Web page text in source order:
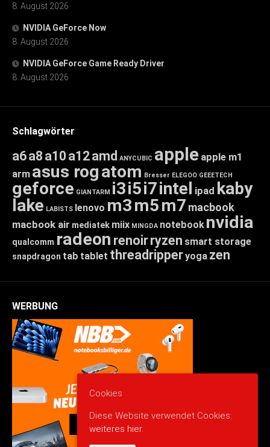
8. August 2026
NVIDIA GeForce Now
8. August 2026
NVIDIA GeForce Game Ready Driver
8. August 2026
Schlagwörter
a6a8 a10 a12amd ANYCUBIC apple apple m1
arm asus rogatom Bresser ELEGOO GEEETECH
geforce GIANTARM i3i5i7intel ipad kaby
lake LABISTS lenovo m3m5m7 macbook
macbook air mediatek miix MINGDA notebook nvidia
qualcomm radeon renoirryzen smart storage
snapdragon tab tablet threadripperyoga zen
WERBUNG
Cookies
Diese Website verwendet Cookies:
weiteres hier.